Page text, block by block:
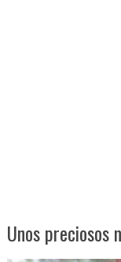
Unos preciosos